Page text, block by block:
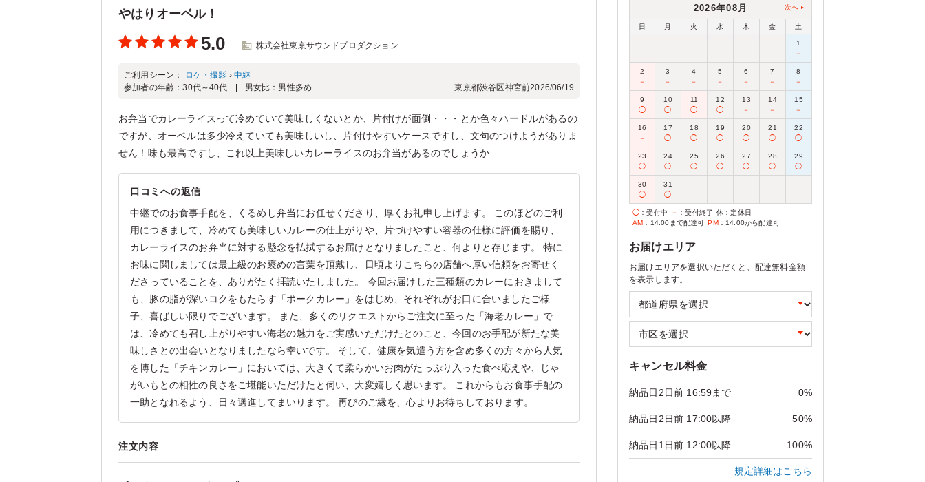
やはりオーベル！
5.0 株式会社東京サウンドプロダクション
ご利用シーン： ロケ・撮影 › 中継
参加者の年齢：30代～40代 男女比： 男性多め 東京都渋谷区神宮前2026/06/19
お弁当でカレーライスって冷めていて美味しくないとか、片付けが面倒・・・とか色々ハードルがあるの
ですが、オーベルは多少冷えていても美味しいし、片付けやすいケースですし、文句のつけようがありま
せん！味も最高ですし、これ以上美味しいカレーライスのお弁当があるのでしょうか
口コミへの返信
中継でのお食事手配を、くるめし弁当にお任せくださり、厚くお礼申し上げます。 このほどのご利
用につきまして、冷めても美味しいカレーの仕上がりや、片づけやすい容器の仕様に評価を賜り、
カレーライスのお弁当に対する懸念を払拭するお届けとなりましたこと、何よりと存じます。 特に
お味に関しましては最上級のお褒めの言葉を頂戴し、日頃よりこちらの店舗へ厚い信頼をお寄せく
ださっていることを、ありがたく拝読いたしました。 今回お届けした三種類のカレーにおきまして
も、豚の脂が深いコクをもたらす「ポークカレー」をはじめ、それぞれがお口に合いましたご様
子、喜ばしい限りでございます。 また、多くのリクエストからご注文に至った「海老カレー」で
は、冷めても召し上がりやすい海老の魅力をご実感いただけたとのこと、今回のお手配が新たな美
味しさとの出会いとなりましたなら幸いです。 そして、健康を気遣う方を含め多くの方々から人気
を博した「チキンカレー」においては、大きくて柔らかいお肉がたっぷり入った食べ応えや、じゃ
がいもとの相性の良さをご堪能いただけたと伺い、大変嬉しく思います。 これからもお食事手配の
一助となれるよう、日々邁進してまいります。 再びのご縁を、心よりお待ちしております。
注文内容
2026年08月 次へ
日 月 火 水 木 金 土
1
－
2
－
3
－
4
－
5
－
6
－
7
－
8
－
9
◯
10
◯
11
◯
12
◯
13
－
14
－
15
－
16
－
17
◯
18
◯
19
◯
20
◯
21
◯
22
◯
23
◯
24
◯
25
◯
26
◯
27
◯
28
◯
29
◯
30
◯
31
◯
◯ ：受付中 － ：受付終了 休 ：定休日
AM ：14:00まで配達可 PM：14:00から配達可
お届けエリア
お届けエリアを選択いただくと、配達無料金額
を表示します。
キャンセル料金
納品日2日前 16:59まで 0%
納品日2日前 17:00以降 50%
納品日1日前 12:00以降 100%
規定詳細はこちら